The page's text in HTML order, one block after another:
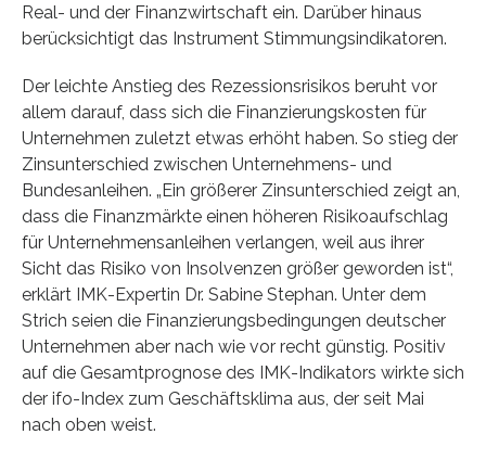
Real- und der Finanzwirtschaft ein. Darüber hinaus
berücksichtigt das Instrument Stimmungsindikatoren.
Der leichte Anstieg des Rezessionsrisikos beruht vor
allem darauf, dass sich die Finanzierungskosten für
Unternehmen zuletzt etwas erhöht haben. So stieg der
Zinsunterschied zwischen Unternehmens- und
Bundesanleihen. „Ein größerer Zinsunterschied zeigt an,
dass die Finanzmärkte einen höheren Risikoaufschlag
für Unternehmensanleihen verlangen, weil aus ihrer
Sicht das Risiko von Insolvenzen größer geworden ist“,
erklärt IMK-Expertin Dr. Sabine Stephan. Unter dem
Strich seien die Finanzierungsbedingungen deutscher
Unternehmen aber nach wie vor recht günstig. Positiv
auf die Gesamtprognose des IMK-Indikators wirkte sich
der ifo-Index zum Geschäftsklima aus, der seit Mai
nach oben weist.